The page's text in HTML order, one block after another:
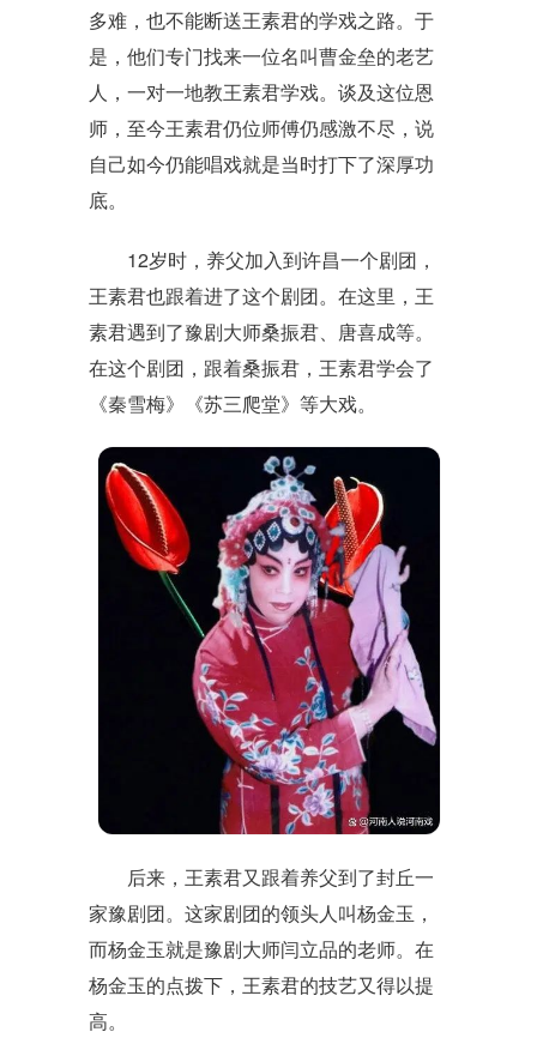
多难，也不能断送王素君的学戏之路。于
是，他们专门找来一位名叫曹金垒的老艺
人，一对一地教王素君学戏。谈及这位恩
师，至今王素君仍位师傅仍感激不尽，说
自己如今仍能唱戏就是当时打下了深厚功
底。
12岁时，养父加入到许昌一个剧团，
王素君也跟着进了这个剧团。在这里，王
素君遇到了豫剧大师桑振君、唐喜成等。
在这个剧团，跟着桑振君，王素君学会了
《秦雪梅》《苏三爬堂》等大戏。
后来，王素君又跟着养父到了封丘一
家豫剧团。这家剧团的领头人叫杨金玉，
而杨金玉就是豫剧大师闫立品的老师。在
杨金玉的点拨下，王素君的技艺又得以提
高。